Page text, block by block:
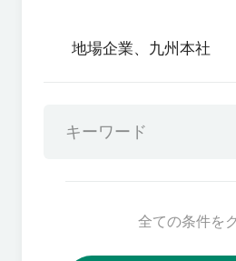
地場企業、九州本社
全ての条件を